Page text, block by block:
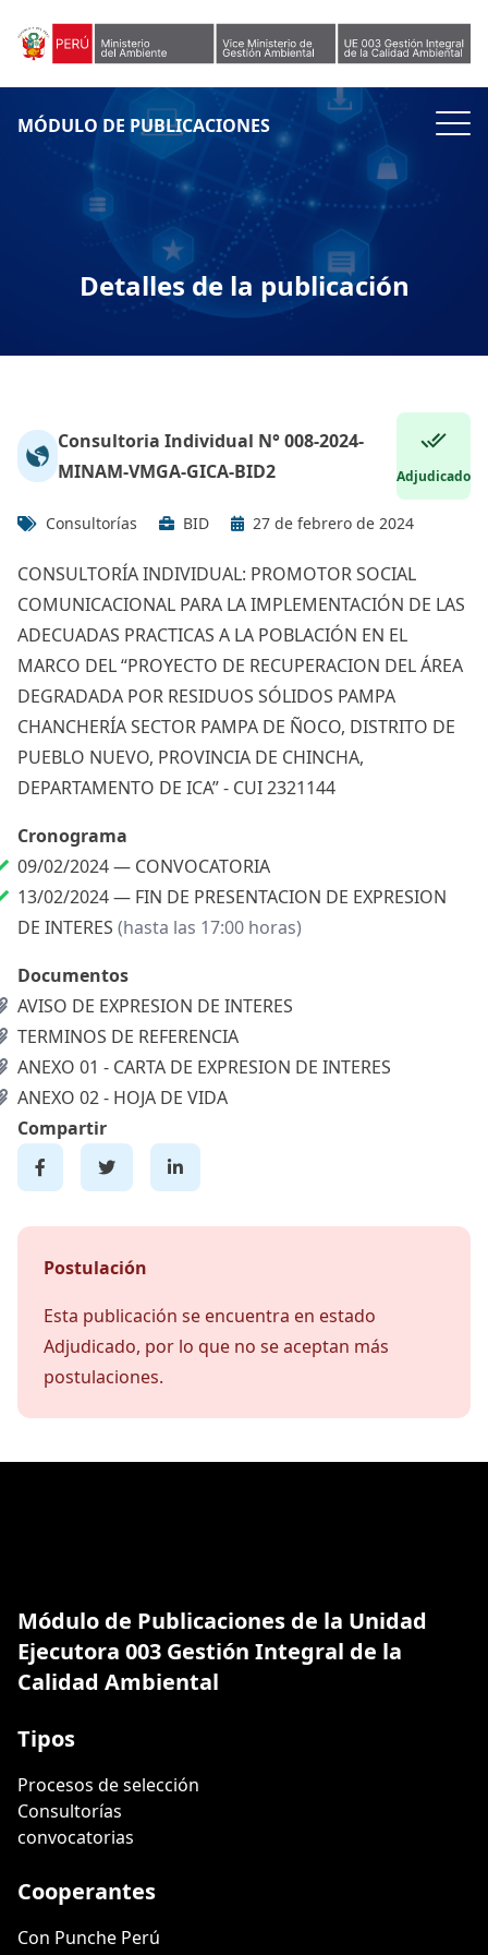
MÓDULO DE PUBLICACIONES
Detalles de la publicación
Consultoria Individual N° 008-2024-
MINAM-VMGA-GICA-BID2
Adjudicado
Consultorías BID 27 de febrero de 2024
CONSULTORÍA INDIVIDUAL: PROMOTOR SOCIAL
COMUNICACIONAL PARA LA IMPLEMENTACIÓN DE LAS
ADECUADAS PRACTICAS A LA POBLACIÓN EN EL
MARCO DEL “PROYECTO DE RECUPERACION DEL ÁREA
DEGRADADA POR RESIDUOS SÓLIDOS PAMPA
CHANCHERÍA SECTOR PAMPA DE ÑOCO, DISTRITO DE
PUEBLO NUEVO, PROVINCIA DE CHINCHA,
DEPARTAMENTO DE ICA” - CUI 2321144
Cronograma
09/02/2024 — CONVOCATORIA
13/02/2024 — FIN DE PRESENTACION DE EXPRESION
DE INTERES (hasta las 17:00 horas)
Documentos
AVISO DE EXPRESION DE INTERES
TERMINOS DE REFERENCIA
ANEXO 01 - CARTA DE EXPRESION DE INTERES
ANEXO 02 - HOJA DE VIDA
Compartir
Postulación
Esta publicación se encuentra en estado
Adjudicado, por lo que no se aceptan más
postulaciones.
Módulo de Publicaciones de la Unidad
Ejecutora 003 Gestión Integral de la
Calidad Ambiental
Tipos
Procesos de selección
Consultorías
convocatorias
Cooperantes
Con Punche Perú